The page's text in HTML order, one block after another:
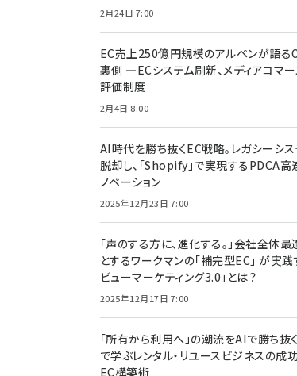
2月24日 7:00
EC売上250億円規模のアルペンが語る
裏側 ―ECシステム刷新、メディアコマー
評価制度
2月4日 8:00
AI時代を勝ち抜くEC戦略。レガシーシ
脱却し、「Shopify」で実現するPDCA高
ノベーション
2025年12月23日 7:00
「声のする方に、進化する。」会社全体
とするワークマンの「補完型EC」 が実践
ビューマーケティング3.0」とは？
2025年12月17日 7:00
「所有から利用へ」の潮流をAIで勝ち抜
で学ぶレンタル・リユースビジネスの成
EC構築術